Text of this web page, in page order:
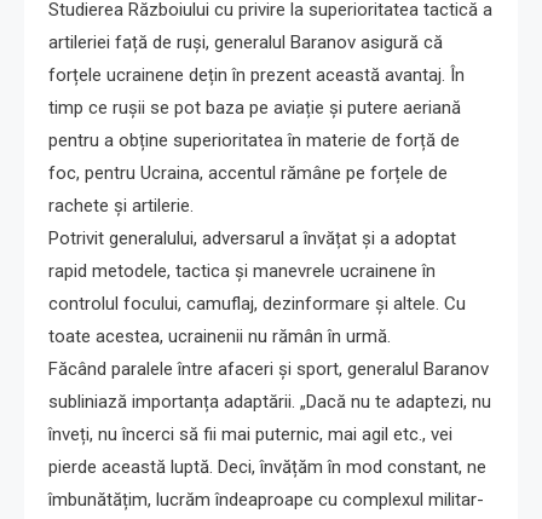
Studierea Războiului cu privire la superioritatea tactică a
artileriei față de ruși, generalul Baranov asigură că
forțele ucrainene dețin în prezent această avantaj. În
timp ce rușii se pot baza pe aviație și putere aeriană
pentru a obține superioritatea în materie de forță de
foc, pentru Ucraina, accentul rămâne pe forțele de
rachete și artilerie.
Potrivit generalului, adversarul a învățat și a adoptat
rapid metodele, tactica și manevrele ucrainene în
controlul focului, camuflaj, dezinformare și altele. Cu
toate acestea, ucrainenii nu rămân în urmă.
Făcând paralele între afaceri și sport, generalul Baranov
subliniază importanța adaptării. „Dacă nu te adaptezi, nu
înveți, nu încerci să fii mai puternic, mai agil etc., vei
pierde această luptă. Deci, învățăm în mod constant, ne
îmbunătățim, lucrăm îndeaproape cu complexul militar-